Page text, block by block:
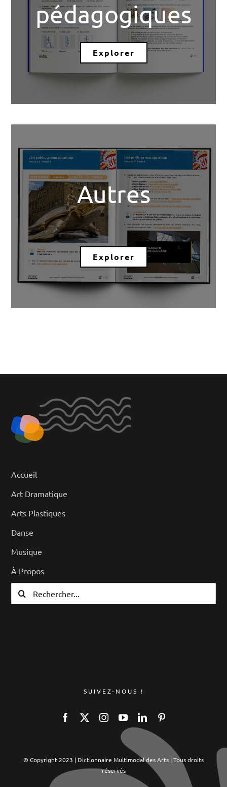
pédagogiques
Explorer
Autres
Explorer
Accueil
Art Dramatique
Arts Plastiques
Danse
Musique
À Propos
Rechercher:
SUIVEZ-NOUS !
© Copyright 2023 | Dictionnaire Multimodal des Arts | Tous droits
réservés